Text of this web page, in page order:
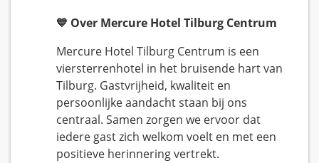
💙 Over Mercure Hotel Tilburg Centrum
Mercure Hotel Tilburg Centrum is een
viersterrenhotel in het bruisende hart van
Tilburg. Gastvrijheid, kwaliteit en
persoonlijke aandacht staan bij ons
centraal. Samen zorgen we ervoor dat
iedere gast zich welkom voelt en met een
positieve herinnering vertrekt.